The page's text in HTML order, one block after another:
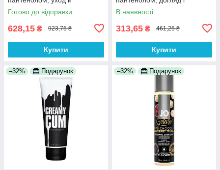
увлажнение 100%
Анонімності
Готово до відправки
628,15 ₴ 923,75 ₴
Купити
зволоження 100%
Анонімності
В наявності
313,65 ₴ 461,25 ₴
Купити
–32% Подарунок –32% Подарунок